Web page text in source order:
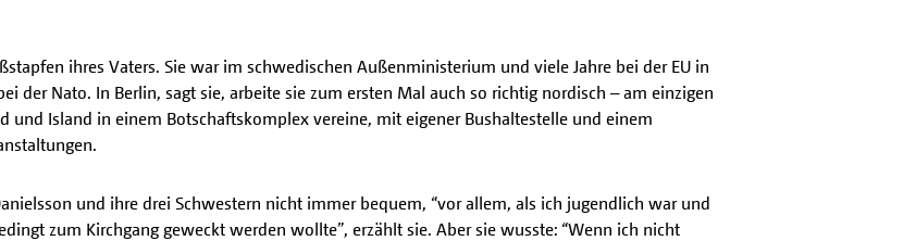
ihres Vaters. Sie war im schwedischen Außenministerium und viele Jahre bei der EU in
der Nato. In Berlin, sagt sie, arbeite sie zum ersten Mal auch so richtig nordisch – am einzigen
und Island in einem Botschaftskomplex vereine, mit eigener Bushaltestelle und einem
und ihre drei Schwestern nicht immer bequem, “vor allem, als ich jugendlich war und
zum Kirchgang geweckt werden wollte”, erzählt sie. Aber sie wusste: “Wenn ich nicht